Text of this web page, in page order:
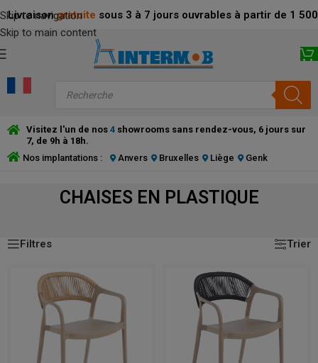
Skip to navigation
Skip to main content
Livraison gratuite sous 3 à 7 jours ouvrables à partir de 1
Visitez l'un de nos 4 showrooms sans rendez-vous, 6 jours sur
7, de 9h à 18h.
Nos implantations :
Anvers Bruxelles Liège Genk
CHAISES EN PLASTIQUE
Filtres Trier